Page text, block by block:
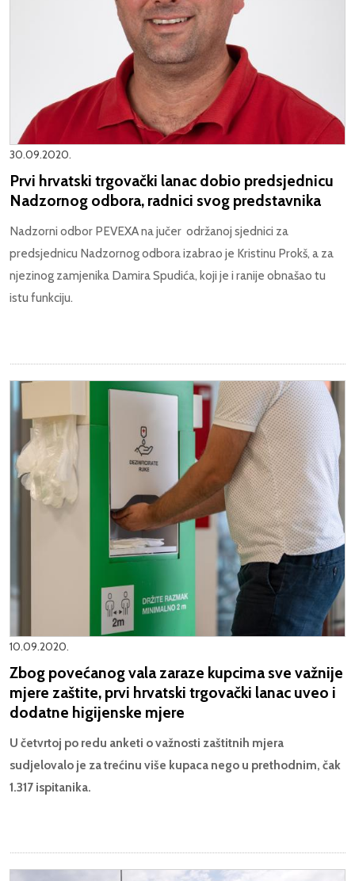
30.09.2020.
Prvi hrvatski trgovački lanac dobio predsjednicu
Nadzornog odbora, radnici svog predstavnika
Nadzorni odbor PEVEXA na jučer održanoj sjednici za
predsjednicu Nadzornog odbora izabrao je Kristinu Prokš, a za
njezinog zamjenika Damira Spudića, koji je i ranije obnašao tu
istu funkciju.
10.09.2020.
Zbog povećanog vala zaraze kupcima sve važnije
mjere zaštite, prvi hrvatski trgovački lanac uveo i
dodatne higijenske mjere
U četvrtoj po redu anketi o važnosti zaštitnih mjera
sudjelovalo je za trećinu više kupaca nego u prethodnim, čak
1.317 ispitanika.